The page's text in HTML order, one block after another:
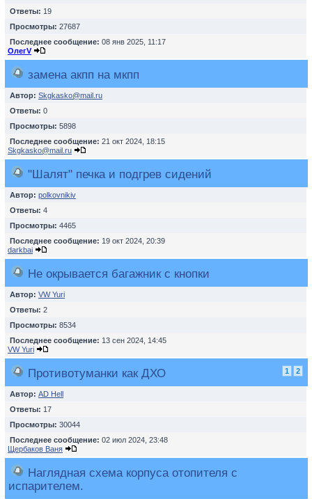
Ответы: 19
Просмотры: 27687
Последнее сообщение: 08 янв 2025, 11:17
ОлегV
замена акпп на мкпп
Автор: Skgkasko@mail.ru
Ответы: 0
Просмотры: 5898
Последнее сообщение: 21 окт 2024, 18:15
Skgkasko@mail.ru
"Шалят" печка и подгрев сидений
Автор: polkovnikiv
Ответы: 4
Просмотры: 4465
Последнее сообщение: 19 окт 2024, 20:39
darkbai
Не окрывается багажник с кнопки
Автор: VW Yuri
Ответы: 2
Просмотры: 8534
Последнее сообщение: 13 сен 2024, 14:45
VW Yuri
Противотуманки как ДХО 1 2
Автор: AD Hell
Ответы: 17
Просмотры: 30044
Последнее сообщение: 02 июл 2024, 23:48
Щербаков Ваня
Наглядная схема корпуса отопителя с
испарителем.